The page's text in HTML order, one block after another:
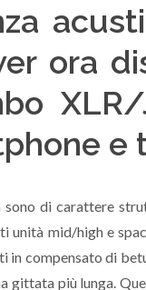
ora
e
di carattere
mid/high e
compensato di
gittata più lunga.